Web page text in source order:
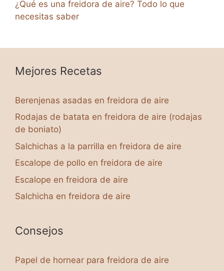
¿Qué es una freidora de aire? Todo lo que
necesitas saber
Mejores Recetas
Berenjenas asadas en freidora de aire
Rodajas de batata en freidora de aire (rodajas
de boniato)
Salchichas a la parrilla en freidora de aire
Escalope de pollo en freidora de aire
Escalope en freidora de aire
Salchicha en freidora de aire
Consejos
Papel de hornear para freidora de aire